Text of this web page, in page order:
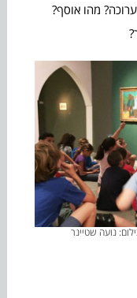
מהו אוסף?
נועה שטיינר